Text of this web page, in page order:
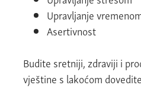
Upravljanje
Asertivnost
Budite sretniji, zdraviji i
vještine s lakoćom